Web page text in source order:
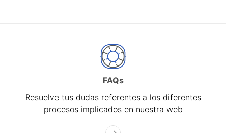
FAQs
Resuelve tus dudas referentes a los diferentes
procesos implicados en nuestra web